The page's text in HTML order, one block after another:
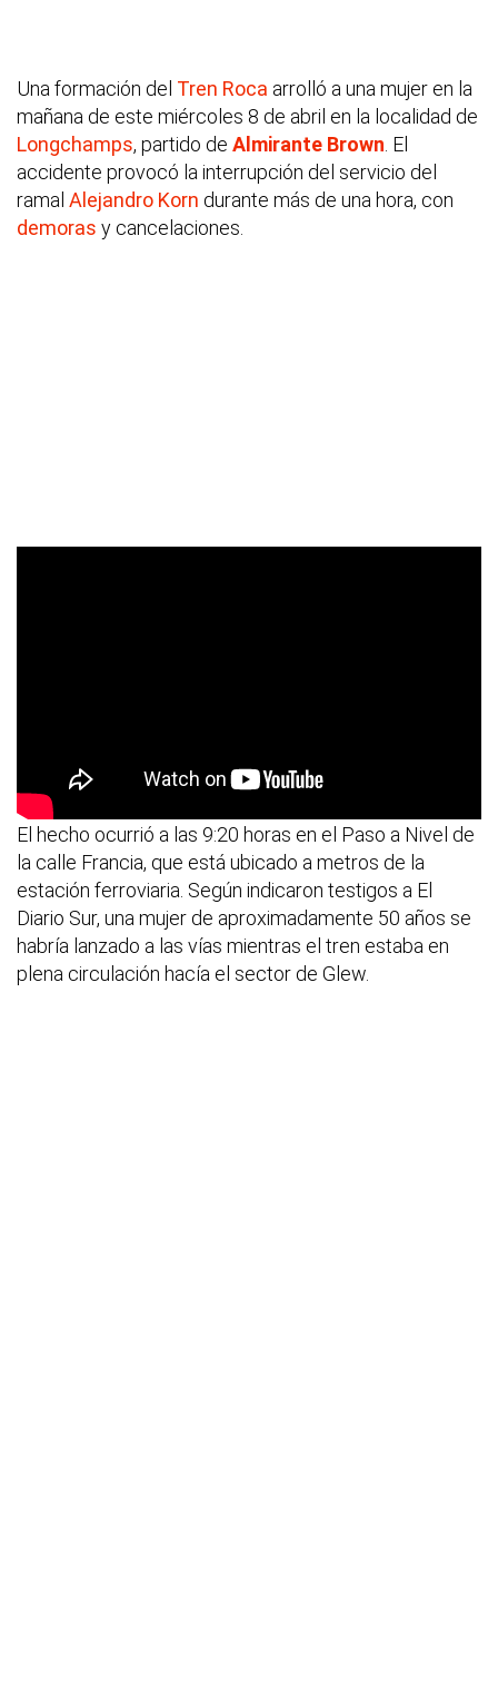
Una formación del Tren Roca arrolló a una mujer en la
mañana de este miércoles 8 de abril en la localidad de
Longchamps, partido de Almirante Brown. El
accidente provocó la interrupción del servicio del
ramal Alejandro Korn durante más de una hora, con
demoras y cancelaciones.
El hecho ocurrió a las 9:20 horas en el Paso a Nivel de
la calle Francia, que está ubicado a metros de la
estación ferroviaria. Según indicaron testigos a El
Diario Sur, una mujer de aproximadamente 50 años se
habría lanzado a las vías mientras el tren estaba en
plena circulación hacía el sector de Glew.